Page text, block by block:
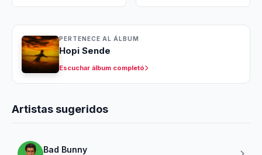
PERTENECE AL ÁLBUM
Hopi Sende
Escuchar álbum completó
Artistas sugeridos
Bad Bunny